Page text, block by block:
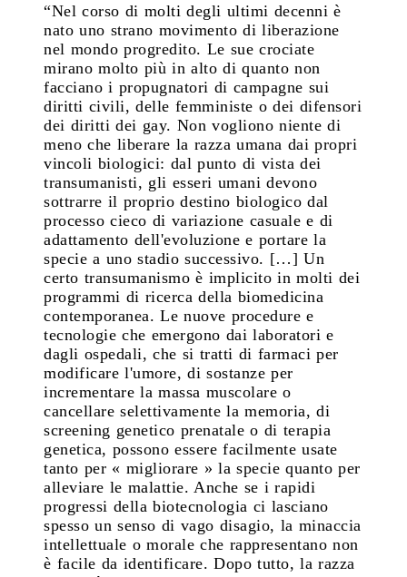
“Nel corso di molti degli ultimi decenni è
nato uno strano movimento di liberazione
nel mondo progredito. Le sue crociate
mirano molto più in alto di quanto non
facciano i propugnatori di campagne sui
diritti civili, delle femministe o dei difensori
dei diritti dei gay. Non vogliono niente di
meno che liberare la razza umana dai propri
vincoli biologici: dal punto di vista dei
transumanisti, gli esseri umani devono
sottrarre il proprio destino biologico dal
processo cieco di variazione casuale e di
adattamento dell'evoluzione e portare la
specie a uno stadio successivo. […] Un
certo transumanismo è implicito in molti dei
programmi di ricerca della biomedicina
contemporanea. Le nuove procedure e
tecnologie che emergono dai laboratori e
dagli ospedali, che si tratti di farmaci per
modificare l'umore, di sostanze per
incrementare la massa muscolare o
cancellare selettivamente la memoria, di
screening genetico prenatale o di terapia
genetica, possono essere facilmente usate
tanto per « migliorare » la specie quanto per
alleviare le malattie. Anche se i rapidi
progressi della biotecnologia ci lasciano
spesso un senso di vago disagio, la minaccia
intellettuale o morale che rappresentano non
è facile da identificare. Dopo tutto, la razza